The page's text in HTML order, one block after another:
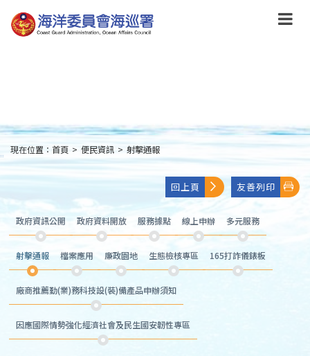
到
主
:::
現在位置： 首頁 > 便民資訊 > 射擊通報
回上頁 友善列印
政府資訊公開 政府資料開放 服務據點 線上申辦 多元服務
射擊通報 檔案應用 廉政園地 生態檢核專區 165打詐儀錶板
廠商推薦勤(業)務科技設(裝)備產品申辦須知
因應國際情勢強化經濟社會及民生國安韌性專區